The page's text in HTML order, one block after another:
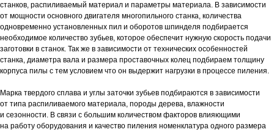
станков, распиливаемый материал и параметры материала. В зависимости
от мощности основного двигателя многопильного станка, количества
одновременно установленных пил и оборотов шпинделя подбирается
необходимое количество зубьев, которое обеспечит нужную скорость подачи
заготовки в станок. Так же в зависимости от технических особенностей
станка, диаметра вала и размера проставочных колец подбираем толщину
корпуса пилы с тем условием что он выдержит нагрузки в процессе пиления.
Марка твердого сплава и углы заточки зубьев подбираются в зависимости
от типа распиливаемого материала, породы дерева, влажности
и сезонности. В связи с большим количеством факторов влияющими
на работу оборудования и качество пиления номенклатура одного размера